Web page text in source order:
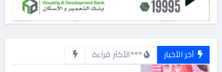
آخر الأخبار ***الأكثر قراءة